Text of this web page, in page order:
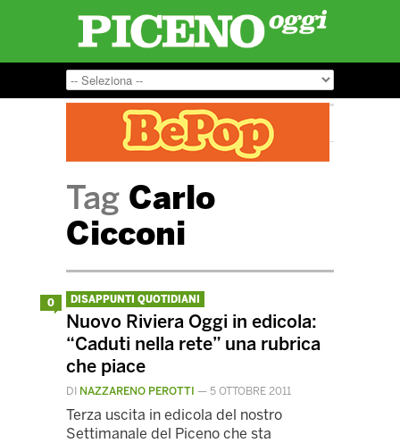
Tag Carlo
Cicconi
0 DISAPPUNTI QUOTIDIANI
Nuovo Riviera Oggi in edicola:
“Caduti nella rete” una rubrica
che piace
DI NAZZARENO PEROTTI — 5 OTTOBRE 2011
Terza uscita in edicola del nostro
Settimanale del Piceno che sta